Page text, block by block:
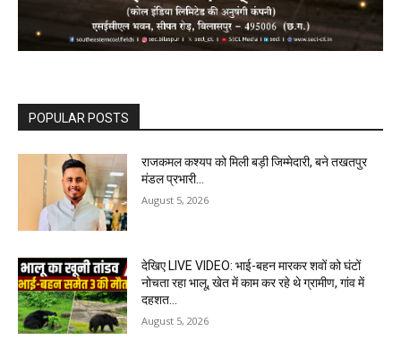
POPULAR POSTS
राजकमल कश्यप को मिली बड़ी जिम्मेदारी, बने तखतपुर
मंडल प्रभारी…
August 5, 2026
देखिए LIVE VIDEO: भाई-बहन मारकर शवों को घंटों
नोचता रहा भालू, खेत में काम कर रहे थे ग्रामीण, गांव में
दहशत…
August 5, 2026